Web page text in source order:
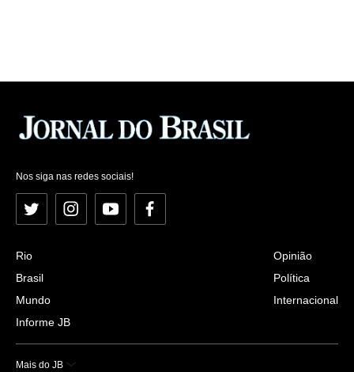
Nos siga nas redes sociais!
Twitter InstagramYouTubeFacebook
Rio
Brasil
Mundo
Informe JB
Opinião
Política
Internacional
Mais do JB